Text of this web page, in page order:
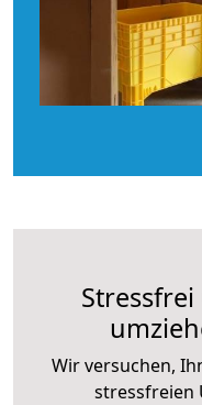
Wir versuchen,
stressfreien